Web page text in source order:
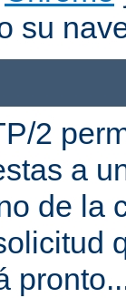
su
2
a
de la